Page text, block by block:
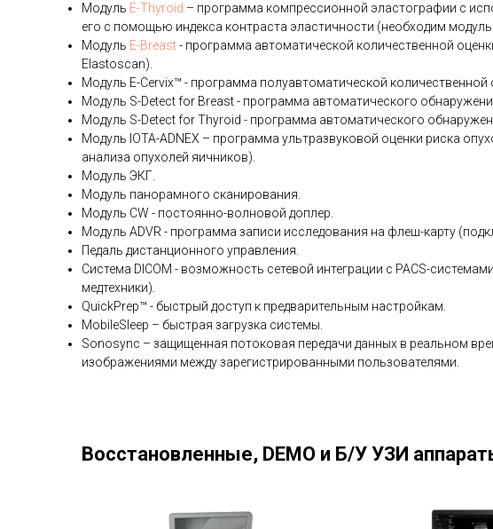
Модуль E-Thyroid – программа компрессионной эластографии с
его с помощью индекса контраста эластичности (необходим
Mодуль E-Breast- программа автоматической количественной
Elastoscan).
Mодуль E-Cervix™ - программа полуавтоматической
Модуль S-Detect for Breast - программа автоматического
Модуль S-Detect for Thyroid - программа автоматического
Модуль IOTA-ADNEX – программа ультразвуковой оценки риска
анализа опухолей яичников).
Модуль ЭКГ.
Модуль панорамного сканирования.
Модуль CW - постоянно-волновой доплер.
Модуль ADVR - программа записи исследования на флеш-карту
Педаль дистанционного управления.
Система DICOM - возможность сетевой интеграции с PACS-
медтехники).
QuickPrep™ - быстрый доступ к предварительным настройкам.
MobileSleep – быстрая загрузка системы.
Sonosync – защищенная потоковая передачи данных в реальном
изображениями между зарегистрированными пользователями.
Восстановленные, DEMO и Б/У УЗИ